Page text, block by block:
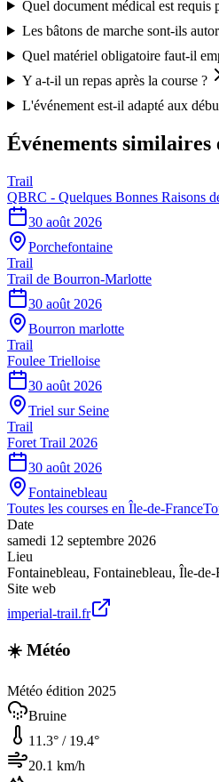
Quel document médical est requis
Les bâtons de marche sont-ils
Quel matériel obligatoire faut-il
Y a-t-il un repas après la course ?
L'événement est-il adapté aux
Événements similaires
Trail
QBRC - Quelques Bonnes Raisons
30 août 2026
Porchefontaine
Trail
Trail de Bourron-Marlotte
30 août 2026
Bourron marlotte
Trail
Foulee Trielloise
30 août 2026
Triel sur Seine
Trail
Foret Trail 2026
30 août 2026
Fontainebleau
Toutes les courses en Île-de-France
Date
samedi 12 septembre 2026
Lieu
Fontainebleau, Fontainebleau, Île-de-
Site web
imperial-trail.fr
☀️ Météo
Météo édition 2025
Bruine
11.3° / 19.4°
20.1 km/h